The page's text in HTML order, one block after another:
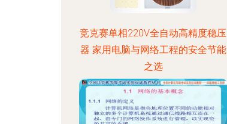
竞克赛单相220V全自动高精度稳压
器 家用电脑与网络工程的安全节能
之选